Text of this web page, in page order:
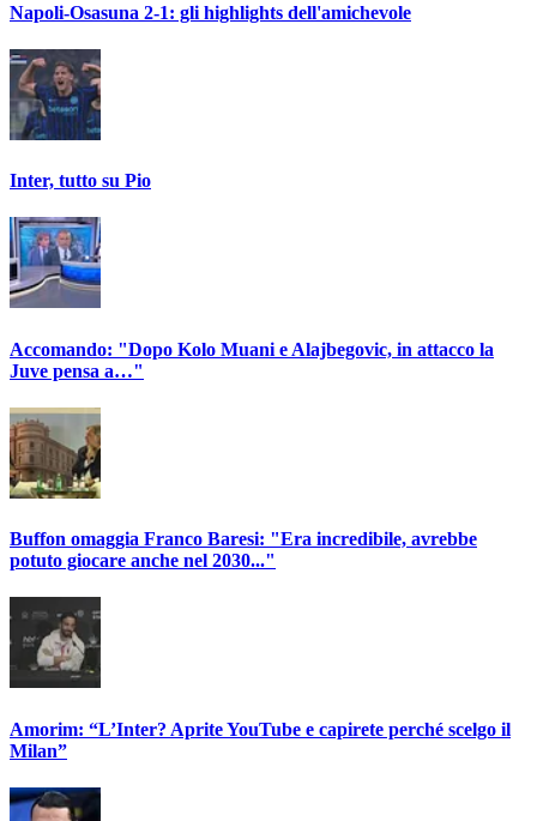
Napoli-Osasuna 2-1: gli highlights dell'amichevole
Inter, tutto su Pio
Accomando: "Dopo Kolo Muani e Alajbegovic, in attacco la
Juve pensa a…"
Buffon omaggia Franco Baresi: "Era incredibile, avrebbe
potuto giocare anche nel 2030..."
Amorim: “L’Inter? Aprite YouTube e capirete perché scelgo il
Milan”